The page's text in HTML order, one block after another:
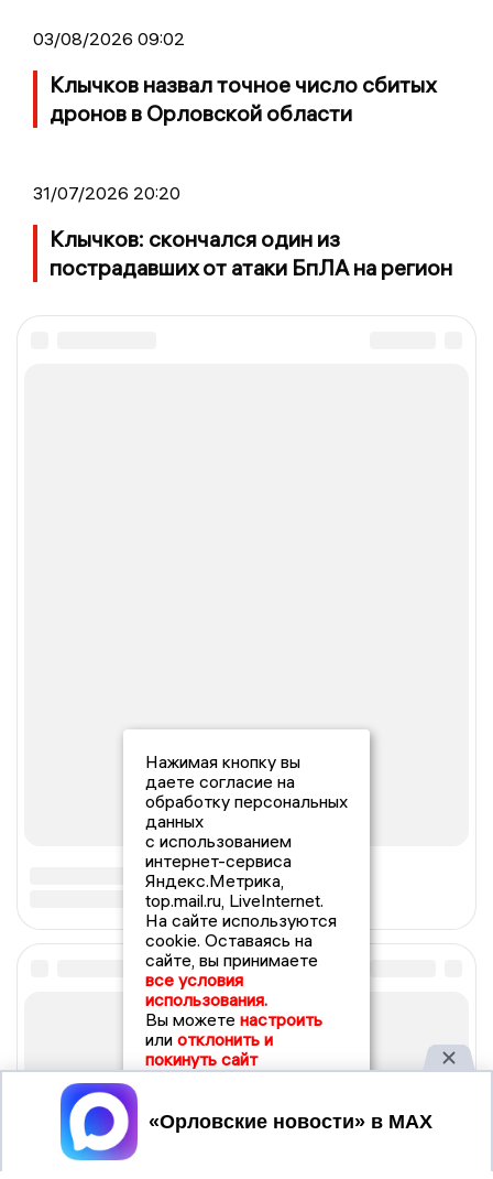
03/08/2026 09:02
Клычков назвал точное число сбитых
дронов в Орловской области
31/07/2026 20:20
Клычков: скончался один из
пострадавших от атаки БпЛА на регион
Нажимая кнопку вы
даете согласие на
обработку персональных
данных
с использованием
интернет-сервиса
Яндекс.Метрика,
top.mail.ru, LiveInternet.
На сайте используются
cookie. Оставаясь на
сайте, вы принимаете
все условия
использования.
Вы можете настроить
или отклонить и
покинуть сайт
Принять